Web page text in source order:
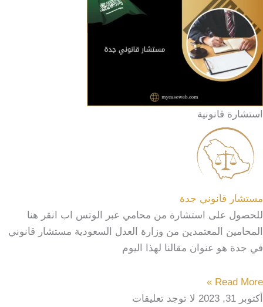
استشارة قانونية
مستشار قانوني جدة
للحصول على استشارة من محامي عبر الوتس اب انقر هنا
المحامين المعتمدين من وزارة العدل السعودية مستشار قانوني
في جدة هو عنوان مقالنا لهذا اليوم
Read More »
أكتوبر 31, 2023
لا توجد تعليقات